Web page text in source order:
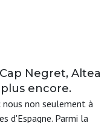
Negret, Altea
encore.
non seulement à
d'Espagne. Parmi la